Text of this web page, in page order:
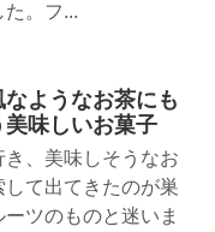
た。フ...
ようなお茶にも
味しいお菓子
、美味しそうなお
て出てきたのが巣
ツのものと迷いま